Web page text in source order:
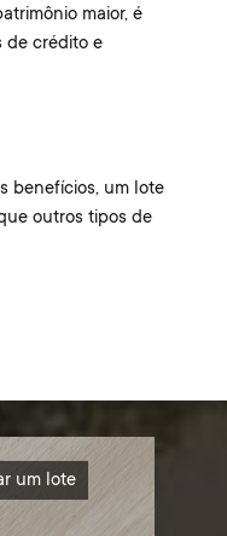
maior, é
de crédito e
benefícios, um lote
outros tipos de
um lote